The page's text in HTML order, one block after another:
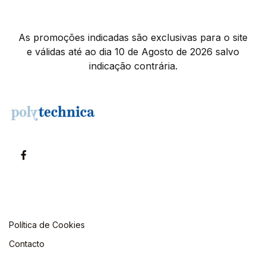
As promoções indicadas são exclusivas para o site
e válidas até ao dia 10 de Agosto de 2026 salvo
indicação contrária.
Política de Cookies
Contacto